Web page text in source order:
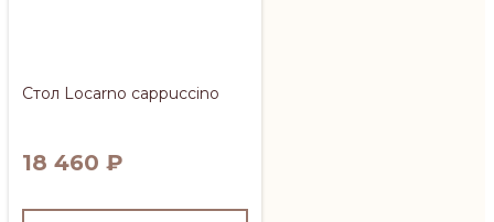
Стол Locarno cappuccino
18 460 ₽